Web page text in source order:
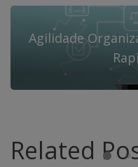
Agilidade
Related